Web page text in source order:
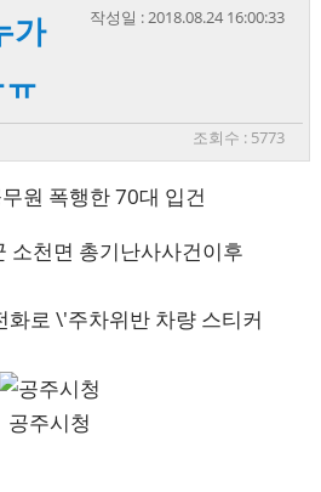
가
작성일 : 2018.08.24 16:00:33
조회수 : 5773
원 폭행한 70대 입건
소천면 총기난사사건이후
로 \'주차위반 차량 스티커
공주시청